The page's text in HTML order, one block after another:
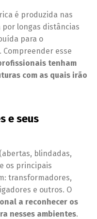
é produzida nas
longas distâncias
para o
esse
tenham
com as quais irão
e seus
blindadas,
os principais
transformadores,
e outros. O
a reconhecer os
nesses ambientes.